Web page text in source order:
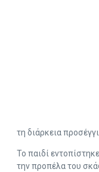
τη διάρκεια
Το παιδί
την προπέλα του